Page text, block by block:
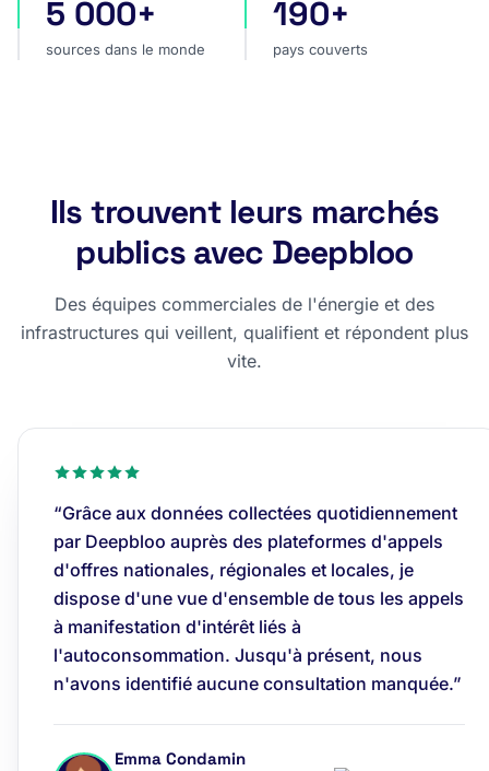
sources dans le monde
5 000+
sources dans le monde
pays couverts
190+
pays couverts
Ils trouvent leurs marchés
publics avec Deepbloo
Des équipes commerciales de l'énergie et des
infrastructures qui veillent, qualifient et répondent plus
vite.
“Grâce aux données collectées quotidiennement
par Deepbloo auprès des plateformes d'appels
d'offres nationales, régionales et locales, je
dispose d'une vue d'ensemble de tous les appels
à manifestation d'intérêt liés à
l'autoconsommation. Jusqu'à présent, nous
n'avons identifié aucune consultation manquée.”
Emma Condamin